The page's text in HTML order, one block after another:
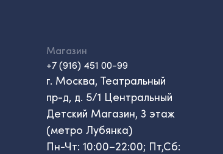
Магазин
+7 (916) 451 00-99
г. Москва, Театральный
пр-д, д. 5/1 Центральный
Детский Магазин, 3 этаж
(метро Лубянка)
Пн-Чт: 10:00–22:00; Пт,Сб: